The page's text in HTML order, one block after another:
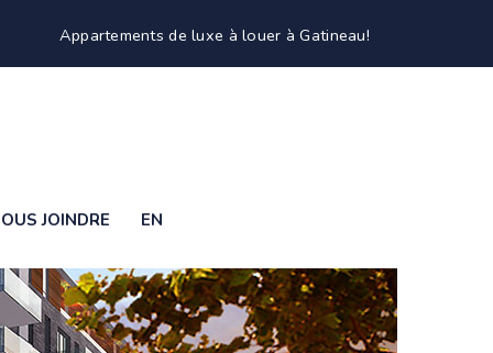
Appartements de luxe à louer à Gatineau!
JOINDRE EN